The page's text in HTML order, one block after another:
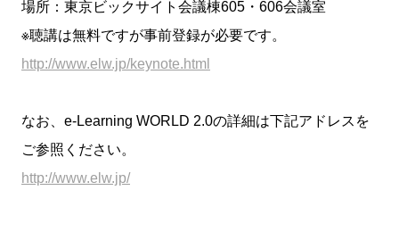
場所：東京ビックサイト会議棟605・606会議室
※聴講は無料ですが事前登録が必要です。
http://www.elw.jp/keynote.html
なお、e-Learning WORLD 2.0の詳細は下記アドレスを
ご参照ください。
http://www.elw.jp/